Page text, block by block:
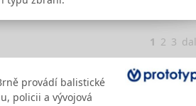
1 2 3
provádí balistické
policii a vývojová